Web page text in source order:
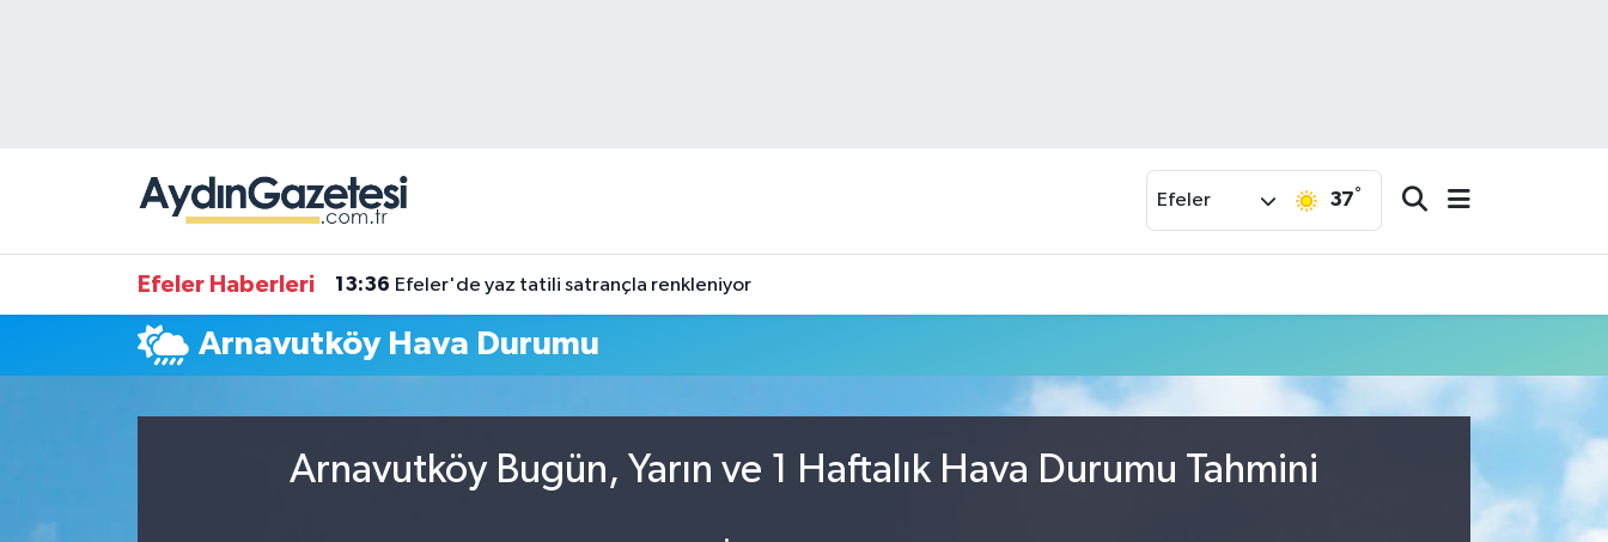
Efeler 37°
Efeler Haberleri 13:36 Efeler'de yaz tatili satrançla renkleniyor
Arnavutköy Hava Durumu
Arnavutköy Bugün, Yarın ve 1 Haftalık Hava Durumu Tahmini
Süper Lig Puan Durumu ve Fikstür
Tüm Manşetler
Son Dakika Haberleri